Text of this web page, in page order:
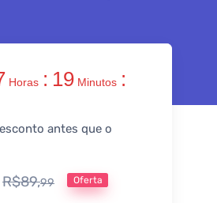
Horas : 19 Minutos :
antes que o
R$89,99 Oferta